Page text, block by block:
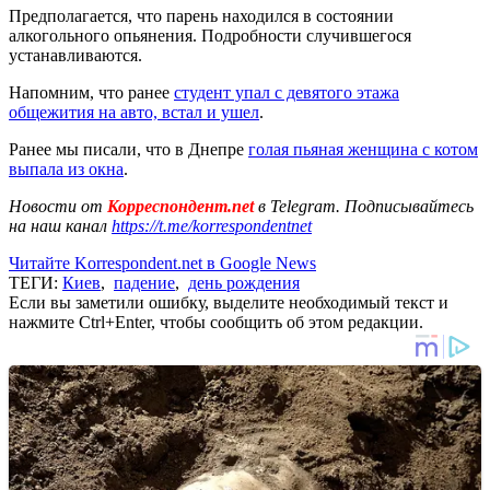
Предполагается, что парень находился в состоянии
алкогольного опьянения. Подробности случившегося
устанавливаются.
Напомним, что ранее студент упал с девятого этажа
общежития на авто, встал и ушел.
Ранее мы писали, что в Днепре голая пьяная женщина с котом
выпала из окна.
Новости от Корреспондент.netв Telegram. Подписывайтесь
на наш канал https://t.me/korrespondentnet
Читайте Korrespondent.net в Google News
ТЕГИ: Киев, падение, день рождения
Если вы заметили ошибку, выделите необходимый текст и
нажмите Ctrl+Enter, чтобы сообщить об этом редакции.